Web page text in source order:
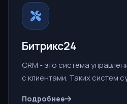
Битрикс24
CRM - это система
с клиентами. Таких систем
Подробнее